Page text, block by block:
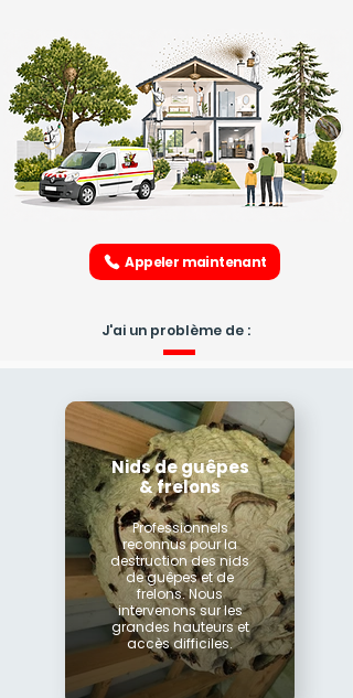
Appeler maintenant
J'ai un problème de :
Nids de guêpes
& frelons
Professionnels
reconnus pour la
destruction des nids
de guêpes et de
frelons. Nous
intervenons sur les
grandes hauteurs et
accès difficiles.